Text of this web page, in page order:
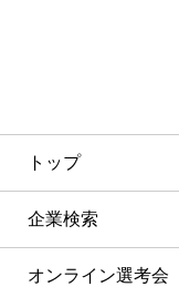
トップ
企業検索
オンライン選考会